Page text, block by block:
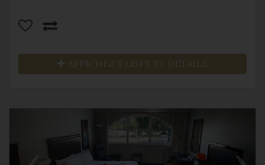
AFFICHER TARIFS ET DÉTAILS